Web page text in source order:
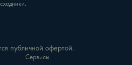
Сервисы
публичной офертой.